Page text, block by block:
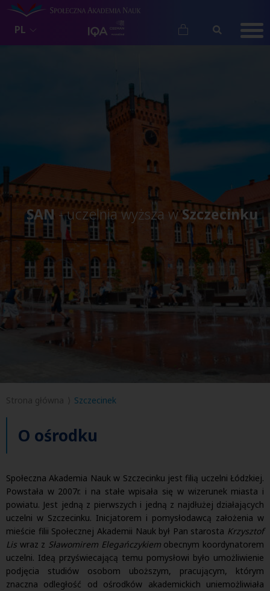
PL
SAN - uczelnia wyższa wSzczecinku
Strona główna Szczecinek
O ośrodku
Społeczna Akademia Nauk w Szczecinku jest filią uczelni Łódzkiej.
Powstała w 2007r. i na stałe wpisała się w wizerunek miasta i
powiatu. Jest jedną z pierwszych i jedną z najdłużej działających
uczelni w Szczecinku. Inicjatorem i pomysłodawcą założenia w
mieście filii Społecznej Akademii Nauk był Pan starosta Krzysztof
Lis wraz z Sławomirem Elegańczykiemobecnym koordynatorem
uczelni. Ideą przyświecającą temu pomysłowi było umożliwienie
podjęcia studiów osobom uboższym, pracującym, którym
znaczna odległość od ośrodków akademickich uniemożliwiała